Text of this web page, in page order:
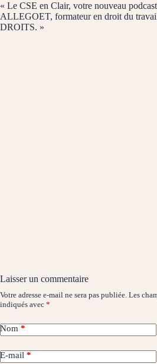
« Le CSE en Clair, votre nouveau
ALLEGOET, formateur en droit du
DROITS. »
Laisser un commentaire
Votre adresse e-mail ne sera pas publiée. Les
indiqués avec *
Nom *
E-mail *